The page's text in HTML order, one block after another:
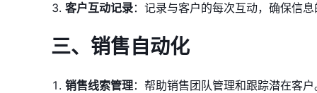
客户互动记录：记录与客户的每次互动，确保信
三、销售自动化
销售线索管理：帮助销售团队管理和跟踪潜在客户